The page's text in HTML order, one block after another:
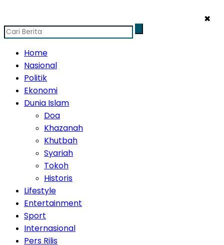
✖
Home
Nasional
Politik
Ekonomi
Dunia Islam
Doa
Khazanah
Khutbah
Syariah
Tokoh
Historis
Lifestyle
Entertainment
Sport
Internasional
Pers Rilis